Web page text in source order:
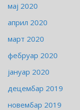
мај 2020
април 2020
март 2020
фебруар 2020
јануар 2020
децембар 2019
новембар 2019